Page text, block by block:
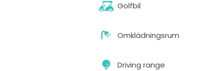
Golfbil
Omklädningsrum
Driving range